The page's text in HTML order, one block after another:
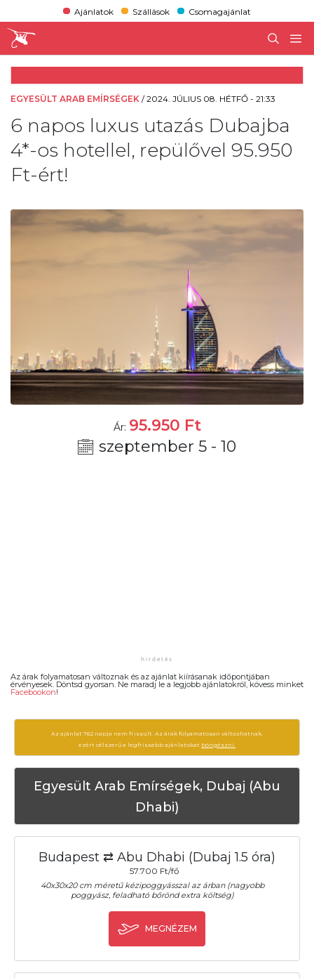
Ajánlatok Szállások Csomagajánlat
EGYESÜLT ARAB EMÍRSÉGEK /2024. JÚLIUS 08. HÉTFŐ - 21:33
6 napos luxus utazás Dubajba
4*-os hotellel, repülővel 95.950
Ft-ért!
Ár: 95.950 Ft
szeptember 5 - 10
Az árak folyamatosan változnak és az ajánlat kiírásanak időpontjában
érvényesek. Döntsd gyorsan. Ne maradj le a legjobb ajánlatokról, kövess minket
Facebookon!
Az ajánlat 762 napja nem frissült. Az árak folyamatosan változhatnak,
ezért célszerű a legfrissebb ajánlatokat böngészni.
Egyesült Arab Emírségek, Dubaj (Abu
Dhabi)
Budapest ⇄ Abu Dhabi (Dubaj 1.5 óra)
57.700 Ft/fő
40x30x20 cm méretű kézipoggyásszal az árban (nagyobb
poggyász, feladható bőrönd extra költség)
MEGNÉZEM